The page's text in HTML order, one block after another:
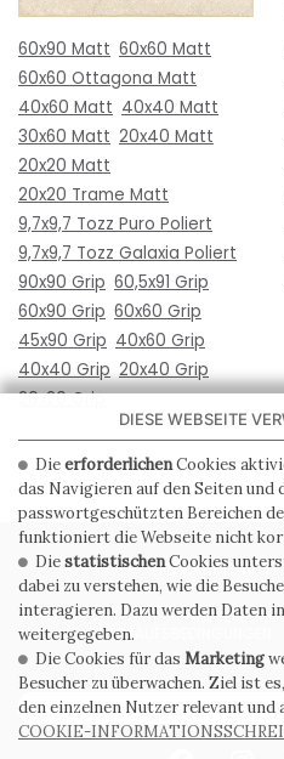
60x90 Matt 60x60 Matt
60x60 Ottagona Matt
40x60 Matt 40x40 Matt
30x60 Matt 20x40 Matt
20x20 Matt
20x20 Trame Matt
9,7x9,7 Tozz Puro Poliert
9,7x9,7 Tozz Galaxia Poliert
90x90 Grip 60,5x91 Grip
60x90 Grip 60x60 Grip
45x90 Grip 40x60 Grip
40x40 Grip 20x40 Grip
20x20 Grip
PRIVACY POLICY
ALLGEMEINE
VERKAUFSBEDINGUNGEN
ABONNIEREN SIE
DIESE WEBSEITE
DieerforderlichenCookies
das Navigieren auf den Seiten und
passwortgeschützten Bereichen
funktioniert die Webseite nicht
DiestatistischenCookies
dabei zu verstehen, wie die
interagieren. Dazu werden Daten
weitergegeben.
Die Cookies für das Marketing
Besucher zu überwachen. Ziel ist
den einzelnen Nutzer relevant und
COOKIE-